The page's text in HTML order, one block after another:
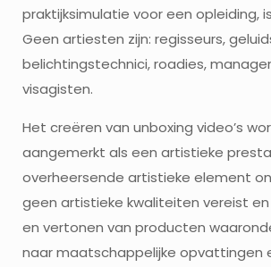
praktijksimulatie voor een opleiding,
Geen artiesten zijn: regisseurs,
belichtingstechnici, roadies,
visagisten.
Het creëren van unboxing video’s
aangemerkt als een artistieke
overheersende artistieke element
geen artistieke kwaliteiten vereist
en vertonen van producten
naar maatschappelijke opvattingen